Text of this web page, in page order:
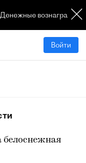
Денежные
Войти
белоснежная